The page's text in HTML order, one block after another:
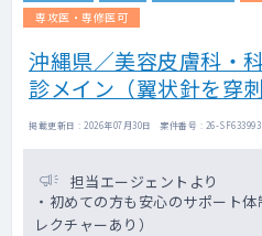
専攻医・専修医可
沖縄県／美容皮膚科・
診メイン（翼状針を穿
掲載更新日 : 2026年07月30日 案件番号 : 26-SF633993
担当エージェントより
・初めての方も安心のサポート
レクチャーあり）